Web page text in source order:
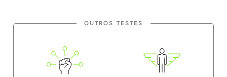
OUTROS TESTES